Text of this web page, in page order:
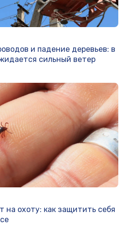
и падение деревьев: в
сильный ветер
на охоту: как защитить себя